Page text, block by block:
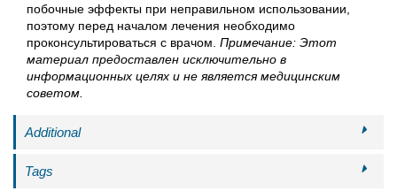
побочные эффекты при неправильном использовании,
поэтому перед началом лечения необходимо
проконсультироваться с врачом. Примечание: Этот
материал предоставлен исключительно в
информационных целях и не является медицинским
советом.
Additional
Tags